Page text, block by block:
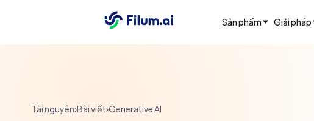
Sản phẩm Giải pháp
Tài nguyên›Bài viết›Generative AI